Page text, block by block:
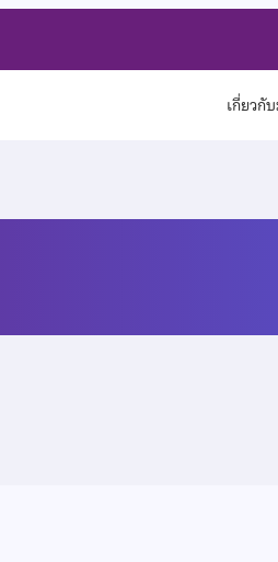
เกี่ยวกั